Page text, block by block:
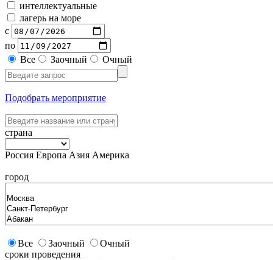
интеллектуальные
лагерь на море
с
по
Все
Заочный Очный
Подобрать мероприятие
страна
Россия Европа Азия Америка
город
Все Заочный
Очный
сроки проведения